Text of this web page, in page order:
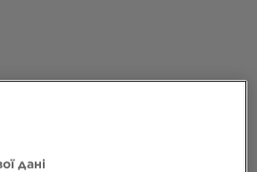
дані